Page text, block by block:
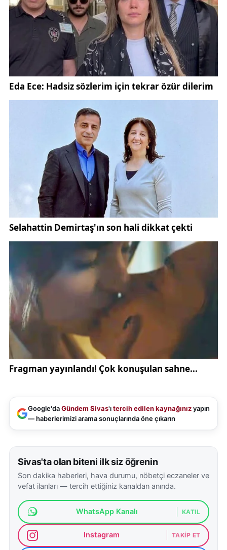
olmaması değil, mevzuat olarak o direklerin talep
sahibi kuruluş tarafından yapılmasının gerekmesidir.
Direklerin dikilirken izin alınmasıyla ilgili süreç
noktasında bundan sonra, eğer geçmişte yapılmış
yanlış uygulamalarımız varsa onları düzeltmeyle ilgili
de bir çalışma yaparız. Ama tescil alanlarla ilgili
ayrıca bir izin almamız gerekmiyor. DSİ'den biz bu
konuda bundan sonraki süreçte görüş almaya
Vali Şimşek, devletin ekonomik kayıp yaşamaması
ve işlerin yavaşlamaması için her iki kuruma
koordineli hareket etmeleri talimatı verdi.
Google'daGündem Sivas'ıtercih edilen kaynağınızyapın
— haberlerimizi arama sonuçlarında öne çıkarın
Sivas'ta olan biteni ilk siz öğrenin
Son dakika haberleri, hava durumu, nöbetçi eczaneler ve
vefat ilanları — tercih ettiğiniz kanaldan anında.
WhatsApp Kanalı KATIL
Instagram TAKIP ET